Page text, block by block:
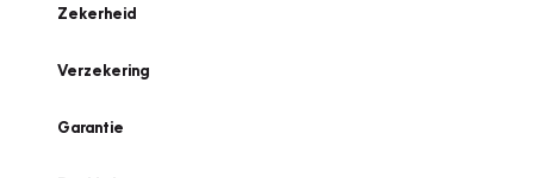
Zekerheid
Verzekering
Garantie